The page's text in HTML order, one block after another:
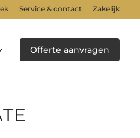
Service & contact Zakelijk
Offerte aanvragen